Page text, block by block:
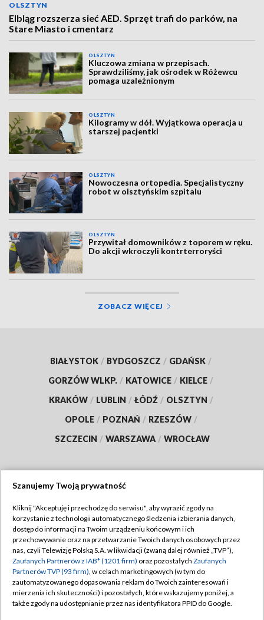
OLSZTYN
Elbląg rozszerza sieć AED. Sprzęt trafi do parków, na
Stare Miasto i cmentarz
OLSZTYN
Kluczowa zmiana w przepisach.
Sprawdziliśmy, jak ośrodek w Różewcu
pomaga uzależnionym
OLSZTYN
Kilogramy w dół. Wyjątkowa operacja u
starszej pacjentki
OLSZTYN
Nowoczesna ortopedia. Specjalistyczny
robot w olsztyńskim szpitalu
OLSZTYN
Przywitał domowników z toporem w ręku.
Do akcji wkroczyli kontrterroryści
ZOBACZ WIĘCEJ
BIAŁYSTOK / BYDGOSZCZ / GDAŃSK /
GORZÓW WLKP. / KATOWICE / KIELCE /
KRAKÓW / LUBLIN / ŁÓDŹ / OLSZTYN /
OPOLE / POZNAŃ / RZESZÓW /
SZCZECIN / WARSZAWA / WROCŁAW
TVP
Abonament TVP
Emisja w TVP
Centrum informacji TVP
Naziemna Telewizja Cyfrowa
Regulamin TVP
Polityka prywatności
Moje zgody
Pomoc
Szanujemy Twoją prywatność
Kliknij "Akceptuję i przechodzę do serwisu", aby wyrazić zgody na
korzystanie z technologii automatycznego śledzenia i zbierania danych,
dostęp do informacji na Twoim urządzeniu końcowym i ich
przechowywanie oraz na przetwarzanie Twoich danych osobowych przez
nas, czyli Telewizję Polską S.A. w likwidacji (zwaną dalej również „TVP”),
Zaufanych Partnerów z IAB* (1201 firm) oraz pozostałych Zaufanych
Partnerów TVP (93 firm), w celach marketingowych (w tym do
zautomatyzowanego dopasowania reklam do Twoich zainteresowań i
mierzenia ich skuteczności) i pozostałych, które wskazujemy poniżej, a
także zgody na udostępnianie przez nas identyfikatora PPID do Google.